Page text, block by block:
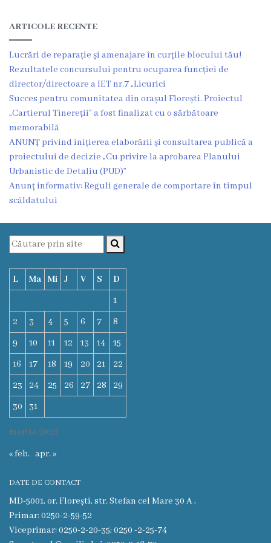
infrăţite
Galerie
foto
Servicii
Eliberarea
certificatelor
Notificarea
de
comerţ
Eliberarea
autorizaţiiilor
Ajutor
material
Petiții
online
Transparență
Licitații
și
achiziții
ARTICOLE RECENTE
Lucrări de reparație și amenajare în curțile blocului tău!
Rezultatele concursului pentru ocuparea funcției de
director/directoare a IET nr.7 „Licurici
Succes pentru comunitatea din orașul Florești. Proiectul
„Cartierul Tinereții” a fost finalizat cu o sărbătoare
memorabilă
ANUNȚ privind inițierea elaborării și consultarea publică a
proiectului de decizie „Cu privire la aprobarea Planului
Urbanistic de Detaliu (PUD)”
Anunț informativ: Reguli generale de comportare în timpul
scăldatului
martie 2026
L Ma Mi J V S
D
1
2
3 4 5 6 7
8
9
10 11 12 13 14
15
16
17 18 19 20 21
22
23
24 25 26 27 28
29
30
31
« feb. apr. »
DATE DE CONTACT
MD-5001, or. Florești, str. Stefan cel Mare 30 A ,
Primar: 0250-2-59-52
Viceprimar: 0250-2-20-35; 0250 -2-25-74